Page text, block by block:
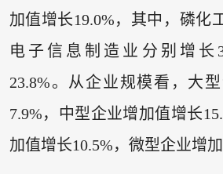
加值增长19.0%，其中，磷化
电子信息制造业分别增长
23.8%。从企业规模看，大
7.9%，中型企业增加值增长
加值增长10.5%，微型企业增加